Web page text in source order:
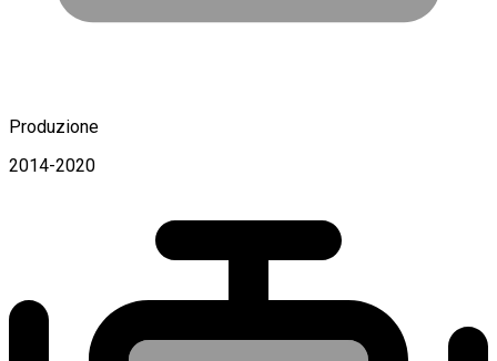
Produzione
2014-2020